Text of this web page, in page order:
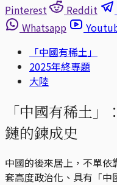
Pinterest
Reddit
Whatsapp
「中國有稀土」
2025年終專題
大陸
「中國有稀土
鏈的鍊成史
中國的後來居上，不單
套高度政治化、具有「中